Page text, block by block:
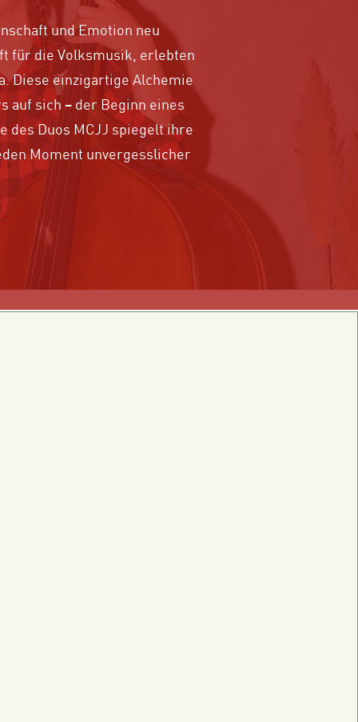
und Emotion neu
für die Volksmusik, erlebten
Diese einzigartige Alchemie
auf sich – der Beginn eines
Duos MCJJ spiegelt ihre
Moment unvergesslicher